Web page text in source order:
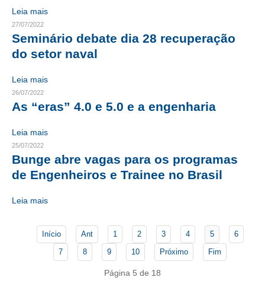
CONTATO
CURSOS
SEESP EDUCAÇÃO
BENEFÍCIOS
APOSENTADORIA
SEESPPREV
Leia mais
27/07/2022
Seminário debate dia 28 recuperação
do setor naval
Leia mais
26/07/2022
As “eras” 4.0 e 5.0 e a engenharia
Leia mais
25/07/2022
Bunge abre vagas para os programas
de Engenheiros e Trainee no Brasil
Leia mais
Início Ant 1 2 3 4 5
6
7
8 9 10 Próximo Fim
Página 5 de 18